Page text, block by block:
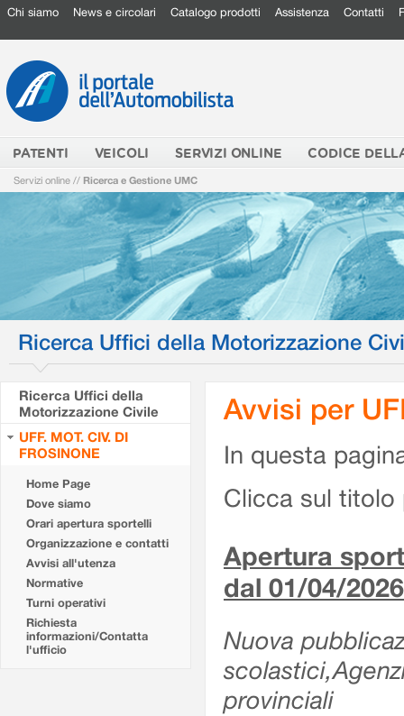
Chi siamo News e circolari Catalogo prodotti Assistenza Contatti
PATENTI VEICOLI SERVIZI ONLINE CODICE
Servizi online // Ricerca e Gestione UMC
Ricerca Uffici della Motorizzazione
Ricerca Uffici della
Motorizzazione Civile
UFF. MOT. CIV. DI
FROSINONE
Home Page
Dove siamo
Orari apertura sportelli
Organizzazione e contatti
Avvisi all'utenza
Normative
Turni operativi
Richiesta
informazioni/Contatta
l'ufficio
Avvisi per
In questa
Clicca sul titolo
Apertura
dal 01/04/2026
Nuova
provinciali